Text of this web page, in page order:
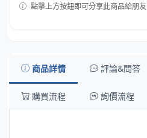
點擊上方按鈕即可分享此商品給朋友
商品詳情 評論&問答
購買流程 詢價流程